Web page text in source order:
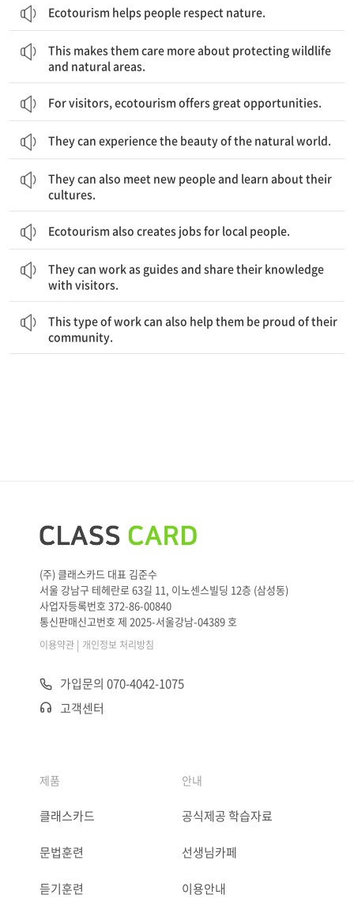
Ecotourism helps people respect nature.
This makes them care more about protecting wildlife
and natural areas.
For visitors, ecotourism offers great opportunities.
They can experience the beauty of the natural world.
They can also meet new people and learn about their
cultures.
Ecotourism also creates jobs for local people.
They can work as guides and share their knowledge
with visitors.
This type of work can also help them be proud of their
community.
(주) 클래스카드 대표 김준수
서울 강남구 테헤란로 63길 11, 이노센스빌딩 12층 (삼성동)
사업자등록번호 372-86-00840
통신판매신고번호 제 2025-서울강남-04389 호
이용약관 | 개인정보 처리방침
가입문의 070-4042-1075
고객센터
제품
클래스카드
문법훈련
듣기훈련
안내
공식제공 학습자료
선생님카페
이용안내